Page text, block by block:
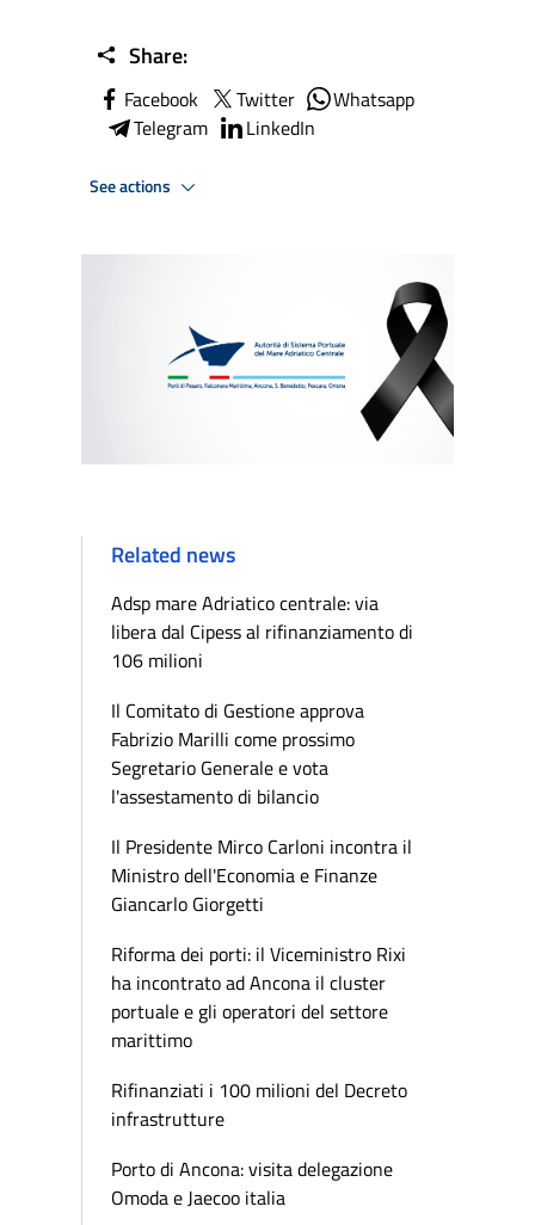
Share:
Facebook Twitter
Whatsapp
Telegram
LinkedIn
See actions
Related news
Adsp mare Adriatico centrale: via
libera dal Cipess al rifinanziamento di
106 milioni
Il Comitato di Gestione approva
Fabrizio Marilli come prossimo
Segretario Generale e vota
l'assestamento di bilancio
Il Presidente Mirco Carloni incontra il
Ministro dell'Economia e Finanze
Giancarlo Giorgetti
Riforma dei porti: il Viceministro Rixi
ha incontrato ad Ancona il cluster
portuale e gli operatori del settore
marittimo
Rifinanziati i 100 milioni del Decreto
infrastrutture
Porto di Ancona: visita delegazione
Omoda e Jaecoo italia